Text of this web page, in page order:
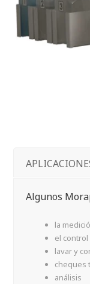
Previous
Algunos
la
el
lavar y
cheques
análisis